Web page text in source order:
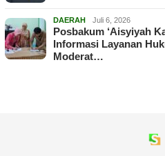
DAERAH Juli 6, 2026
Posbakum ‘Aisyiyah
Informasi Layanan
Moderat…